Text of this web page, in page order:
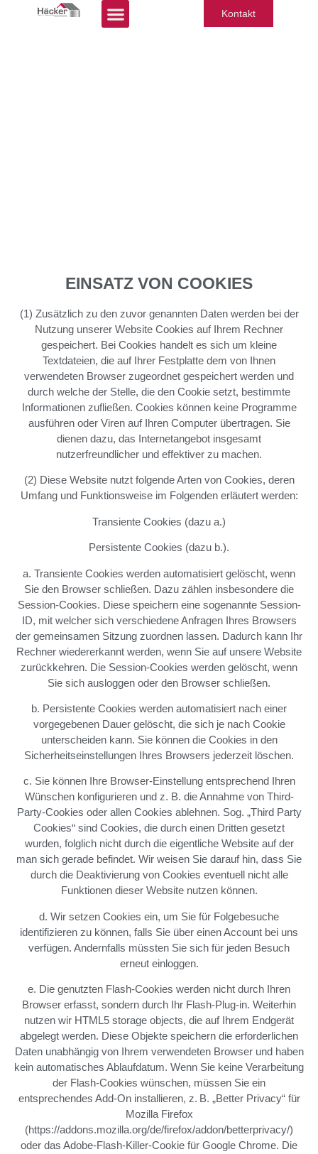
Kontakt
EINSATZ VON COOKIES
(1) Zusätzlich zu den zuvor genannten Daten werden bei der
Nutzung unserer Website Cookies auf Ihrem Rechner
gespeichert. Bei Cookies handelt es sich um kleine
Textdateien, die auf Ihrer Festplatte dem von Ihnen
verwendeten Browser zugeordnet gespeichert werden und
durch welche der Stelle, die den Cookie setzt, bestimmte
Informationen zufließen. Cookies können keine Programme
ausführen oder Viren auf Ihren Computer übertragen. Sie
dienen dazu, das Internetangebot insgesamt
nutzerfreundlicher und effektiver zu machen.
(2) Diese Website nutzt folgende Arten von Cookies, deren
Umfang und Funktionsweise im Folgenden erläutert werden:
Transiente Cookies (dazu a.)
Persistente Cookies (dazu b.).
a. Transiente Cookies werden automatisiert gelöscht, wenn
Sie den Browser schließen. Dazu zählen insbesondere die
Session-Cookies. Diese speichern eine sogenannte Session-
ID, mit welcher sich verschiedene Anfragen Ihres Browsers
der gemeinsamen Sitzung zuordnen lassen. Dadurch kann Ihr
Rechner wiedererkannt werden, wenn Sie auf unsere Website
zurückkehren. Die Session-Cookies werden gelöscht, wenn
Sie sich ausloggen oder den Browser schließen.
b. Persistente Cookies werden automatisiert nach einer
vorgegebenen Dauer gelöscht, die sich je nach Cookie
unterscheiden kann. Sie können die Cookies in den
Sicherheitseinstellungen Ihres Browsers jederzeit löschen.
c. Sie können Ihre Browser-Einstellung entsprechend Ihren
Wünschen konfigurieren und z. B. die Annahme von Third-
Party-Cookies oder allen Cookies ablehnen. Sog. „Third Party
Cookies“ sind Cookies, die durch einen Dritten gesetzt
wurden, folglich nicht durch die eigentliche Website auf der
man sich gerade befindet. Wir weisen Sie darauf hin, dass Sie
durch die Deaktivierung von Cookies eventuell nicht alle
Funktionen dieser Website nutzen können.
d. Wir setzen Cookies ein, um Sie für Folgebesuche
identifizieren zu können, falls Sie über einen Account bei uns
verfügen. Andernfalls müssten Sie sich für jeden Besuch
erneut einloggen.
e. Die genutzten Flash-Cookies werden nicht durch Ihren
Browser erfasst, sondern durch Ihr Flash-Plug-in. Weiterhin
nutzen wir HTML5 storage objects, die auf Ihrem Endgerät
abgelegt werden. Diese Objekte speichern die erforderlichen
Daten unabhängig von Ihrem verwendeten Browser und haben
kein automatisches Ablaufdatum. Wenn Sie keine Verarbeitung
der Flash-Cookies wünschen, müssen Sie ein
entsprechendes Add-On installieren, z. B. „Better Privacy“ für
Mozilla Firefox
(https://addons.mozilla.org/de/firefox/addon/betterprivacy/)
oder das Adobe-Flash-Killer-Cookie für Google Chrome. Die